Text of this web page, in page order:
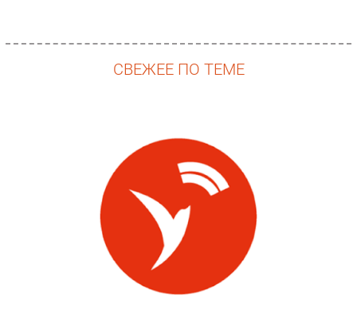
СВЕЖЕЕ ПО ТЕМЕ